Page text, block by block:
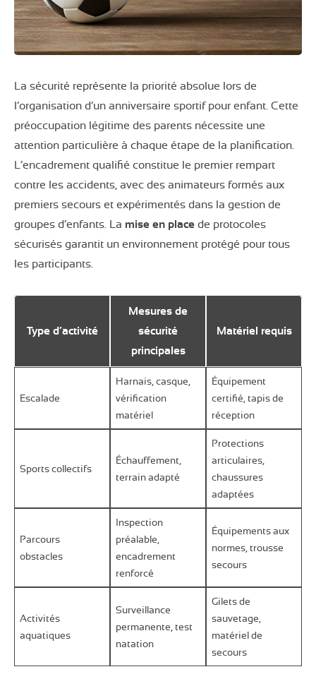
La sécurité représente la priorité absolue lors de
l’organisation d’un anniversaire sportif pour enfant. Cette
préoccupation légitime des parents nécessite une
attention particulière à chaque étape de la planification.
L’encadrement qualifié constitue le premier rempart
contre les accidents, avec des animateurs formés aux
premiers secours et expérimentés dans la gestion de
groupes d’enfants. La mise en place de protocoles
sécurisés garantit un environnement protégé pour tous
les participants.
Type d’activité
Mesures de
sécurité
principales
Matériel requis
Escalade
Harnais, casque,
vérification
matériel
Équipement
certifié, tapis de
réception
Sports collectifs
Échauffement,
terrain adapté
Protections
articulaires,
chaussures
adaptées
Parcours
obstacles
Inspection
préalable,
encadrement
renforcé
Équipements aux
normes, trousse
secours
Activités
aquatiques
Surveillance
permanente, test
natation
Gilets de
sauvetage,
matériel de
secours